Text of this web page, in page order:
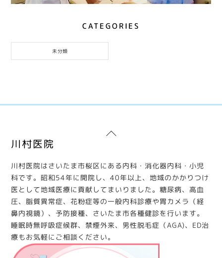
CATEGORIES
未分類
Back
川村医院
川村医院はさいたま市桜区にある内科・消化器内科・小児
科です。昭和54年に開院し、40年以上、地域のかかりつけ
医として地域医療に貢献してまいりました。糖尿病、高血
圧、脂質異常症、花粉症等の一般内科診療や胃カメラ（経
鼻内視鏡）、予防接種、さいたま市各種健診を行います。
睡眠時無呼吸症候群、禁煙外来、男性脱毛症（AGA)、ED治
療もお気軽にご相談ください。